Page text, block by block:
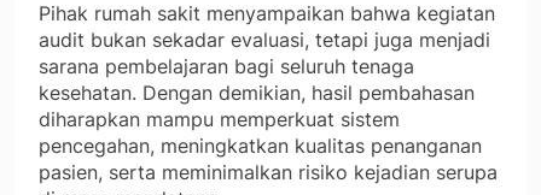
Pihak rumah sakit menyampaikan bahwa kegiatan
audit bukan sekadar evaluasi, tetapi juga menjadi
sarana pembelajaran bagi seluruh tenaga
kesehatan. Dengan demikian, hasil pembahasan
diharapkan mampu memperkuat sistem
pencegahan, meningkatkan kualitas penanganan
pasien, serta meminimalkan risiko kejadian serupa